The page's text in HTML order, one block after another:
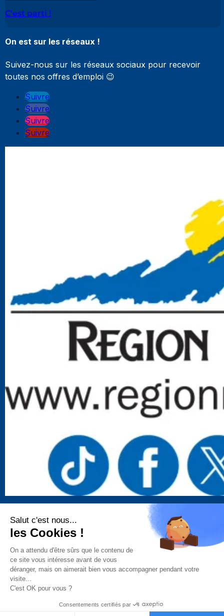
C'est parti !
On est sur les réseaux !
Suivez-nous sur les réseaux sociaux pour recevoir
toutes nos offres d’emploi 😉
Suivre
Suivre
Suivre
Suivre
Politique de confidentialité
Gestion des cookies
Remboursements/ Retours
Conditions générales d’utilisation
“Ce site a été financé à l’aide du FEDER (REACT-UE) dans le cadre de la
réponse de l’Union européenne à la pandémie COVID-19. L’Europe
Téléchargez nos conditions générales de vente
Téléchargez la déclaration d’activité
Salut c'est nous...
les Cookies !
On a attendu d'être sûrs que le contenu de
ce site vous intéresse avant de vous
déranger, mais on aimerait bien vous accompagner pendant votre
visite...
C'est OK pour vous ?
Consentements certifiés par